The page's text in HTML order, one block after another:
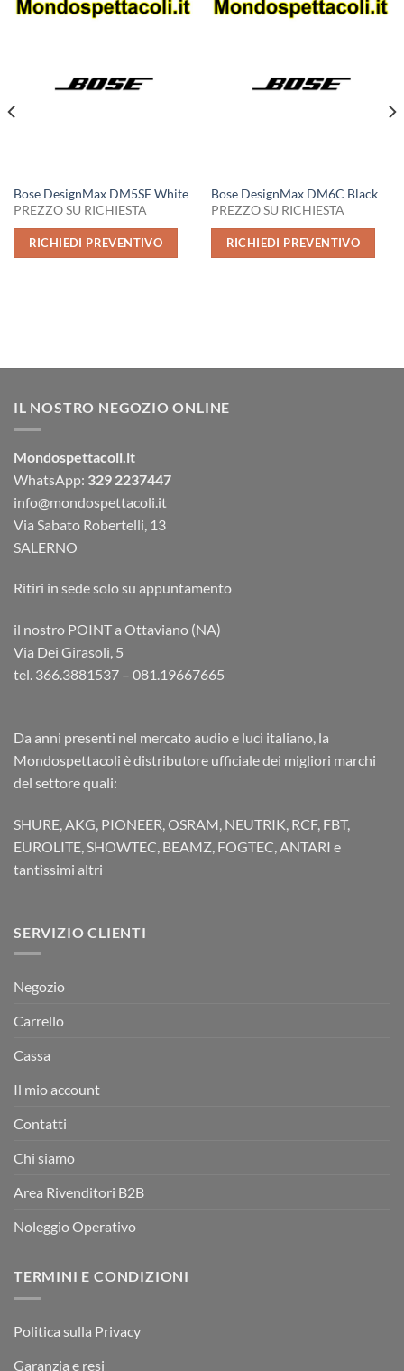
Bose DesignMax DM5SE White
PREZZO SU RICHIESTA
RICHIEDI PREVENTIVO
Bose DesignMax DM6C Black
PREZZO SU RICHIESTA
RICHIEDI PREVENTIVO
IL NOSTRO NEGOZIO ONLINE
Mondospettacoli.it
WhatsApp: 329 2237447
info@mondospettacoli.it
Via Sabato Robertelli, 13
SALERNO
Ritiri in sede solo su appuntamento
il nostro POINT a Ottaviano (NA)
Via Dei Girasoli, 5
tel. 366.3881537 – 081.19667665
Da anni presenti nel mercato audio e luci italiano, la
Mondospettacoli è distributore ufficiale dei migliori marchi
del settore quali:
SHURE, AKG, PIONEER, OSRAM, NEUTRIK, RCF, FBT,
EUROLITE, SHOWTEC, BEAMZ, FOGTEC, ANTARI e
tantissimi altri
SERVIZIO CLIENTI
Negozio
Carrello
Cassa
Il mio account
Contatti
Chi siamo
Area Rivenditori B2B
Noleggio Operativo
TERMINI E CONDIZIONI
Politica sulla Privacy
Garanzia e resi